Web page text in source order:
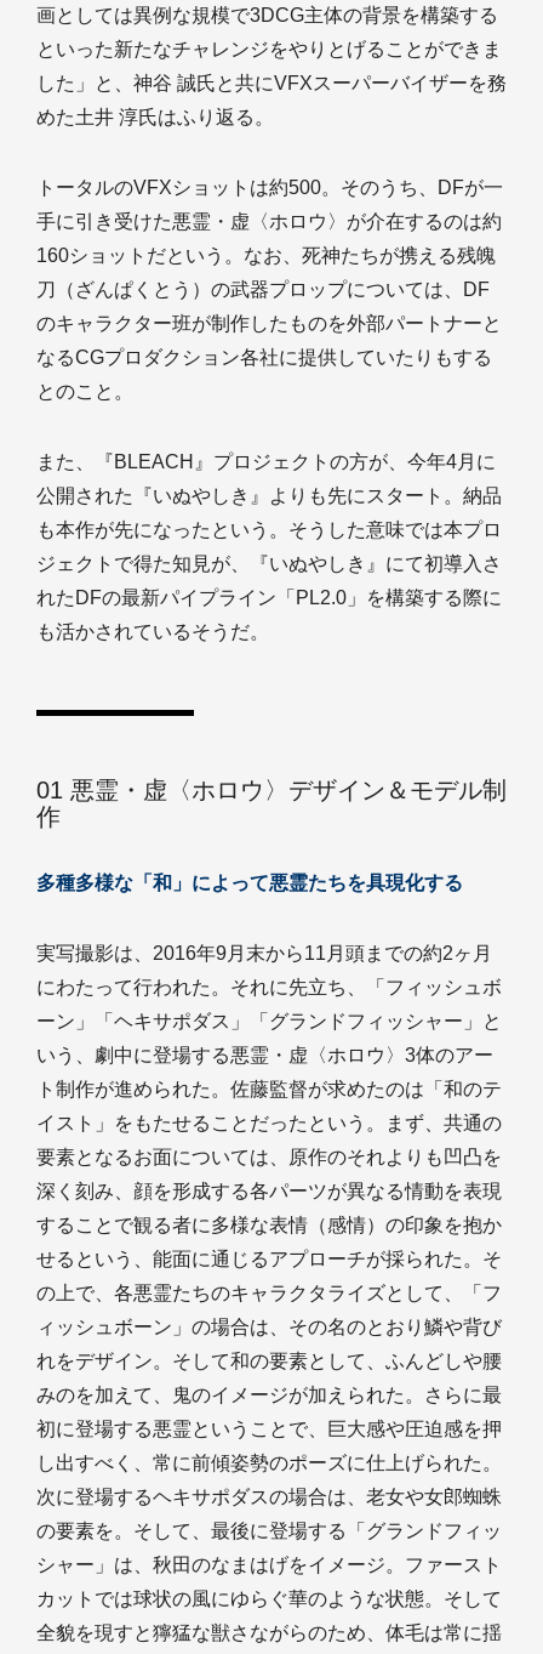
画としては異例な規模で3DCG主体の背景を構築する
といった新たなチャレンジをやりとげることができま
した」と、神谷 誠氏と共にVFXスーパーバイザーを務
めた土井 淳氏はふり返る。
トータルのVFXショットは約500。そのうち、DFが一
手に引き受けた悪霊・虚〈ホロウ〉が介在するのは約
160ショットだという。なお、死神たちが携える残魄
刀（ざんぱくとう）の武器プロップについては、DF
のキャラクター班が制作したものを外部パートナーと
なるCGプロダクション各社に提供していたりもする
とのこと。
また、『BLEACH』プロジェクトの方が、今年4月に
公開された『いぬやしき』よりも先にスタート。納品
も本作が先になったという。そうした意味では本プロ
ジェクトで得た知見が、『いぬやしき』にて初導入さ
れたDFの最新パイプライン「PL2.0」を構築する際に
も活かされているそうだ。
01 悪霊・虚〈ホロウ〉デザイン＆モデル制
作
多種多様な「和」によって悪霊たちを具現化する
実写撮影は、2016年9月末から11月頭までの約2ヶ月
にわたって行われた。それに先立ち、「フィッシュボ
ーン」「ヘキサポダス」「グランドフィッシャー」と
いう、劇中に登場する悪霊・虚〈ホロウ〉3体のアー
ト制作が進められた。佐藤監督が求めたのは「和のテ
イスト」をもたせることだったという。まず、共通の
要素となるお面については、原作のそれよりも凹凸を
深く刻み、顔を形成する各パーツが異なる情動を表現
することで観る者に多様な表情（感情）の印象を抱か
せるという、能面に通じるアプローチが採られた。そ
の上で、各悪霊たちのキャラクタライズとして、「フ
ィッシュボーン」の場合は、その名のとおり鱗や背び
れをデザイン。そして和の要素として、ふんどしや腰
みのを加えて、鬼のイメージが加えられた。さらに最
初に登場する悪霊ということで、巨大感や圧迫感を押
し出すべく、常に前傾姿勢のポーズに仕上げられた。
次に登場するヘキサポダスの場合は、老女や女郎蜘蛛
の要素を。そして、最後に登場する「グランドフィッ
シャー」は、秋田のなまはげをイメージ。ファースト
カットでは球状の風にゆらぐ華のような状態。そして
全貌を現すと獰猛な獣さながらのため、体毛は常に揺